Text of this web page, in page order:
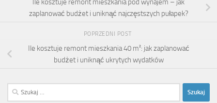
Ile kosztuje remont mieszkania pod wynajem – jak
zaplanować budżet i uniknąć najczęstszych pułapek?
POPRZEDNI POST
Ile kosztuje remont mieszkania 40 m²: jak zaplanować
budżet i uniknąć ukrytych wydatków
Szukaj: